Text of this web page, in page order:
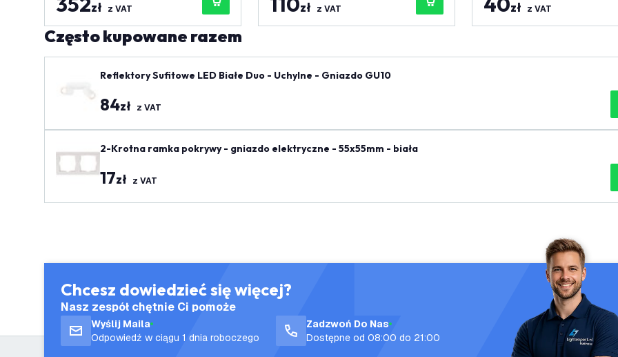
zł z VAT zł z VAT zł z VAT
Często kupowane razem
Reflektory Sufitowe LED Białe Duo - Uchylne - Gniazdo GU10
84zł z VAT
2-Krotna ramka pokrywy - gniazdo elektryczne - 55x55mm - biała
17zł z VAT
Chcesz dowiedzieć się więcej?
Nasz zespół chętnie Ci pomoże
Wyślij Maila
Odpowiedź w ciągu 1 dnia roboczego
Zadzwoń Do Nas
Dostępne od 08:00 do 21:00